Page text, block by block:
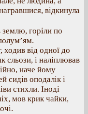
відкинула
землю, горіли по
від одної до
сльози, і наліплював
наче йому
сидів оподалік і
стихли. Іноді
мов крик чайки,